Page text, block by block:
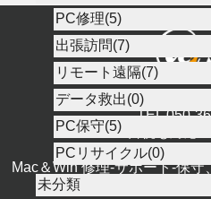
PC修理(5)
出張訪問(7)
リモート遠隔(7)
データ救出(0)
PC保守(5)
PCリサイクル(0)
未分類
株式会社
TEL 050-
土日祝も対応
Mac＆Win 修理-サポート-保